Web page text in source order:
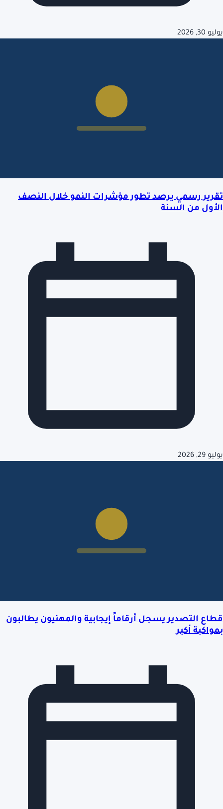
يوليو 30, 2026
تقرير رسمي يرصد تطور مؤشرات النمو خلال النصف
الأول من السنة
يوليو 29, 2026
قطاع التصدير يسجل أرقاماً إيجابية والمهنيون يطالبون
بمواكبة أكبر